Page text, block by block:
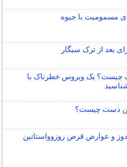
مسمومیت با جیوه
بعد از ترک سیگار
چیست؟ یک ویروس خطرناک با
دست چیست؟
و عوارض قرص روزوواستاتین